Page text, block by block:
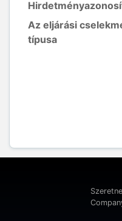
Az eljárási
típusa